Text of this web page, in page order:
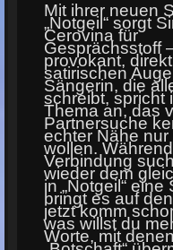
Mit ihrer neuen
„Notgeil“ sorgt
Cerovina für
Gesprächsstoff
provokant,
satirischen
Sängerin, die
schreibt, spricht
Thema an, das
Partnersuche
echter Nähe
wollen.
Verbindung
wieder dem
in „Notgeil“
bringt es auf
jetzt komm
was willst du
Worte, mit